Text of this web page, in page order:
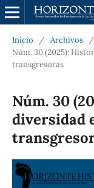
Inicio / Archivos
/
Núm. 30 (2025):
transgresoras
Núm. 30
diversidad